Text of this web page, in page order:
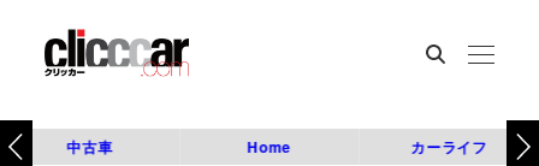
中古車 Home カーライフ